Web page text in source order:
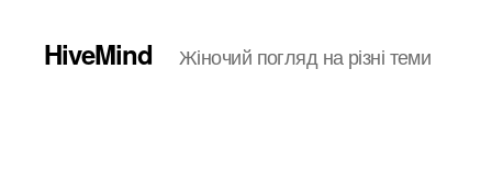
HiveMind Жіночий погляд на різні теми